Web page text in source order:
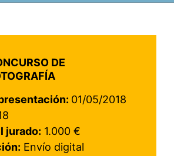
DE
01/05/2018
jurado: 1.000 €
Envío digital